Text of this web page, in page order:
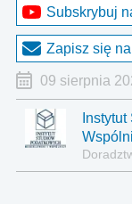
Subskrybuj
Zapisz się
09 sierpnia